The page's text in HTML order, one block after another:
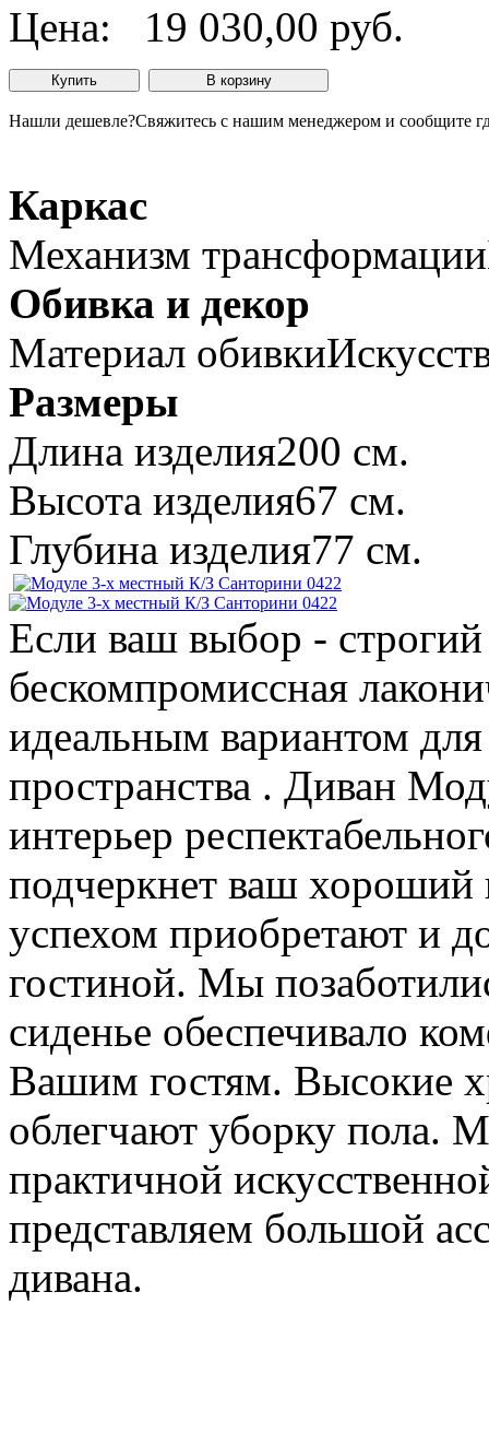
Цена: 19 030,00 руб.
Нашли дешевле?Свяжитесь с нашим менеджером и сообщите
Каркас
Механизм трансформации
Обивка и декор
Материал обивки
Размеры
Длина изделия200 см.
Высота изделия67 см.
Глубина изделия77 см.
Если ваш выбор -
бескомпромиссная
идеальным вариантом
пространства . Диван
интерьер
подчеркнет ваш
успехом приобретают и
гостиной. Мы
сиденье обеспечивало
Вашим гостям. Высокие
облегчают уборку пола.
практичной
представляем большой
дивана.